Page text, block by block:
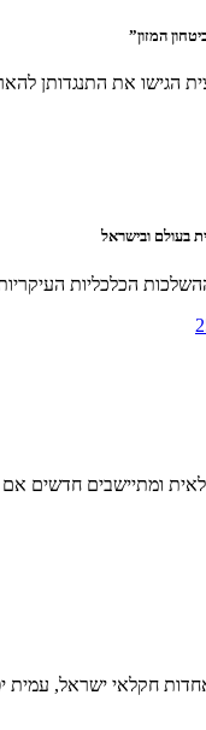
המזון”
הגישו את התנגדותן
בעולם ובישראל
הכלכליות
ומתיישבים חדשים
חקלאי ישראל, עמית